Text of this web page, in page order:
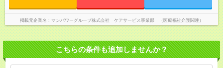
掲載元企業名 マンパワーグループ株式会社 ケアサービス事業部 （医療福祉介護関連）
こちらの条件も追加しませんか？